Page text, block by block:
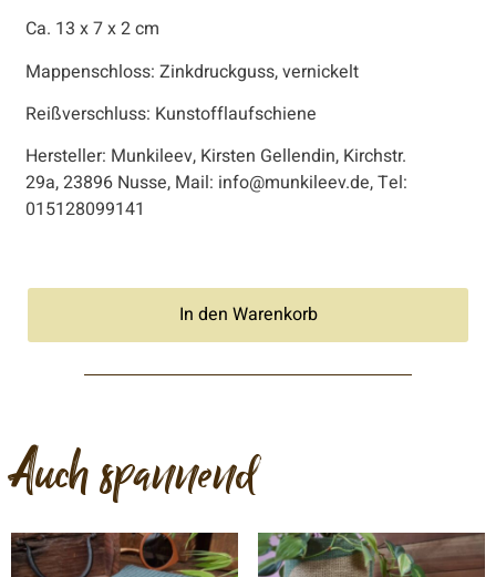
Ca. 13 x 7 x 2 cm
Mappenschloss: Zinkdruckguss, vernickelt
Reißverschluss: Kunstofflaufschiene
Hersteller: Munkileev, Kirsten Gellendin, Kirchstr.
29a, 23896 Nusse, Mail: info@munkileev.de, Tel:
015128099141
In den Warenkorb
Auch spannend